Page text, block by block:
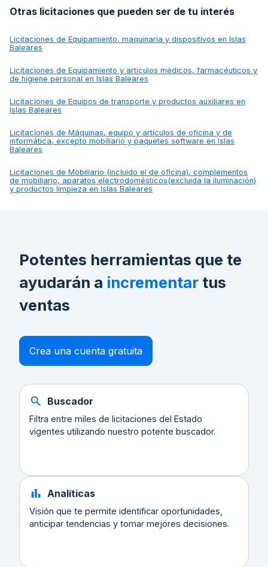
Otras licitaciones que pueden ser de tu interés
Licitaciones de Equipamiento, maquinaria y dispositivos en Islas
Baleares
Licitaciones de Equipamiento y artículos médicos, farmacéuticos y
de higiene personal en Islas Baleares
Licitaciones de Equipos de transporte y productos auxiliares en
Islas Baleares
Licitaciones de Máquinas, equipo y artículos de oficina y de
informática, excepto mobiliario y paquetes software en Islas
Baleares
Licitaciones de Mobiliario (incluido el de oficina), complementos
de mobiliario, aparatos electrodomésticos(excluida la iluminación)
y productos limpieza en Islas Baleares
Potentes herramientas que te
ayudarán a incrementar tus
ventas
Crea una cuenta gratuita
Buscador
Filtra entre miles de licitaciones del Estado
vigentes utilizando nuestro potente buscador.
Analíticas
Visión que te permite identificar oportunidades,
anticipar tendencias y tomar mejores decisiones.